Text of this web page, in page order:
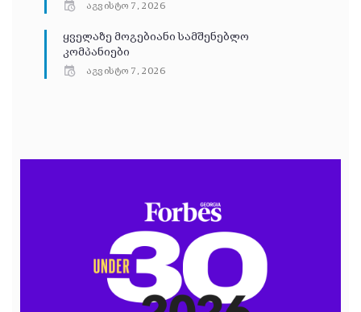
აგვისტო 7, 2026
ყველაზე მოგებიანი სამშენებლო
კომპანიები
აგვისტო 7, 2026